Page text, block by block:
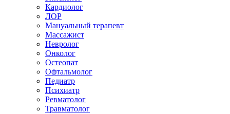
Кардиолог
ЛОР
Мануальный терапевт
Массажист
Невролог
Онколог
Остеопат
Офтальмолог
Педиатр
Психиатр
Ревматолог
Травматолог